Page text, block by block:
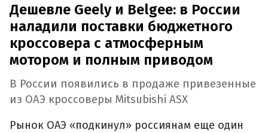
Дешевле Geely и Belgee: в России
наладили поставки бюджетного
кроссовера с атмосферным
мотором и полным приводом
В России появились в продаже привезенные
из ОАЭ кроссоверы Mitsubishi ASX
Рынок ОАЭ «подкинул» россиянам еще один